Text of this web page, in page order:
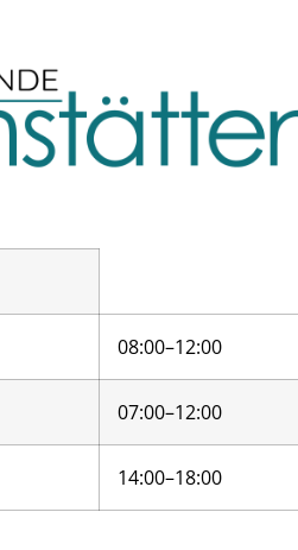
08:00–12:00
07:00–12:00
14:00–18:00